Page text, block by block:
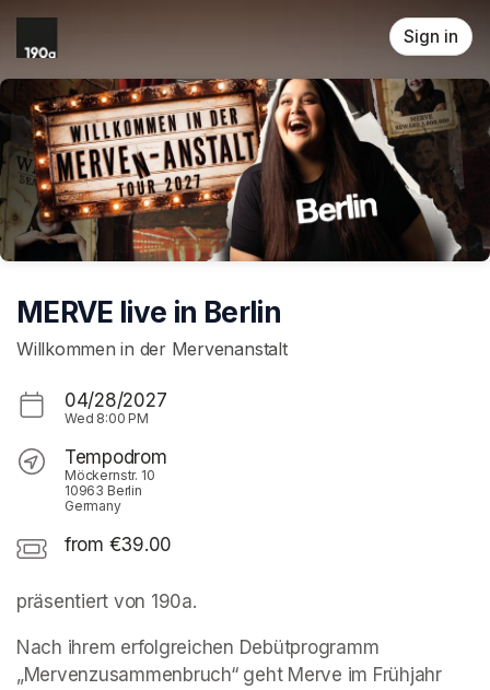
Skip header
Sign in
MERVE live in Berlin
Willkommen in der Mervenanstalt
04/28/2027
Wed 8:00 PM
Tempodrom
Möckernstr. 10
10963 Berlin
Germany
from €39.00
präsentiert von 190a.
Nach ihrem erfolgreichen Debütprogramm
„Mervenzusammenbruch“ geht Merve im Frühjahr